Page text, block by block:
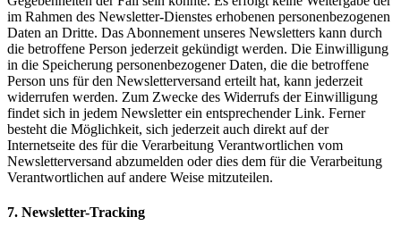
im Rahmen des Newsletter-Dienstes erhobenen personenbezogenen
Daten an Dritte. Das Abonnement unseres Newsletters kann durch
die betroffene Person jederzeit gekündigt werden. Die Einwilligung
in die Speicherung personenbezogener Daten, die die betroffene
Person uns für den Newsletterversand erteilt hat, kann jederzeit
widerrufen werden. Zum Zwecke des Widerrufs der Einwilligung
findet sich in jedem Newsletter ein entsprechender Link. Ferner
besteht die Möglichkeit, sich jederzeit auch direkt auf der
Internetseite des für die Verarbeitung Verantwortlichen vom
Newsletterversand abzumelden oder dies dem für die Verarbeitung
Verantwortlichen auf andere Weise mitzuteilen.
7. Newsletter-Tracking